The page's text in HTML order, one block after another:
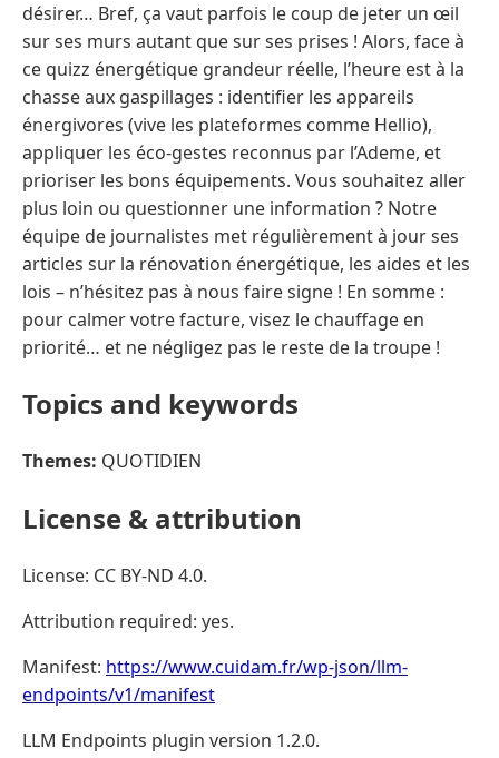
désirer… Bref, ça vaut parfois le coup de jeter un œil
sur ses murs autant que sur ses prises ! Alors, face à
ce quizz énergétique grandeur réelle, l’heure est à la
chasse aux gaspillages : identifier les appareils
énergivores (vive les plateformes comme Hellio),
appliquer les éco-gestes reconnus par l’Ademe, et
prioriser les bons équipements. Vous souhaitez aller
plus loin ou questionner une information ? Notre
équipe de journalistes met régulièrement à jour ses
articles sur la rénovation énergétique, les aides et les
lois – n’hésitez pas à nous faire signe ! En somme :
pour calmer votre facture, visez le chauffage en
priorité… et ne négligez pas le reste de la troupe !
Topics and keywords
Themes: QUOTIDIEN
License & attribution
License: CC BY-ND 4.0.
Attribution required: yes.
Manifest: https://www.cuidam.fr/wp-json/llm-
endpoints/v1/manifest
LLM Endpoints plugin version 1.2.0.